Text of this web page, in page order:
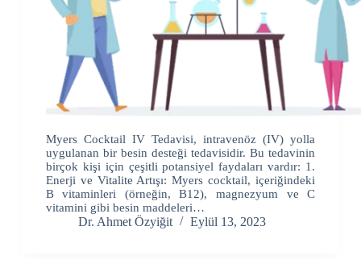
Myers Cocktail IV Tedavisi, intravenöz (IV) yolla
uygulanan bir besin desteği tedavisidir. Bu tedavinin
birçok kişi için çeşitli potansiyel faydaları vardır: 1.
Enerji ve Vitalite Artışı: Myers cocktail, içeriğindeki
B vitaminleri (örneğin, B12), magnezyum ve C
vitamini gibi besin maddeleri…
Dr. Ahmet Özyiğit Eylül 13, 2023